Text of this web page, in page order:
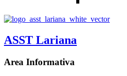
ASST Lariana
Area Informativa